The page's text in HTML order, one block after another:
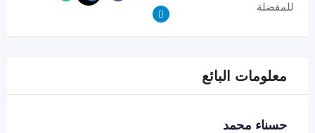
للمفضلة
معلومات البائع
حسناء محمد